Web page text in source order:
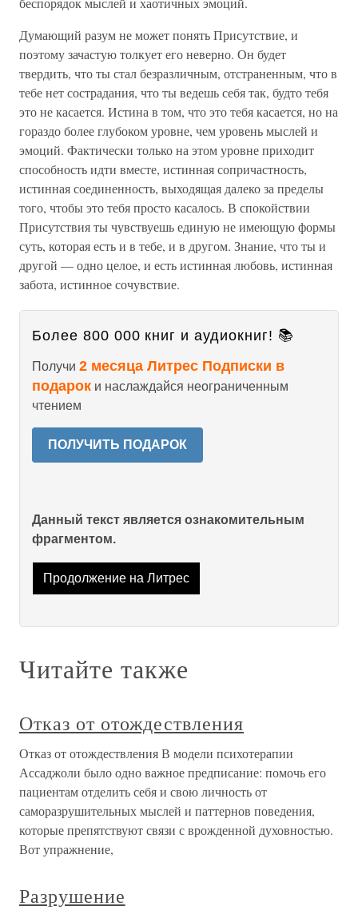
Думающий разум не может понять Присутствие, и
поэтому зачастую толкует его неверно. Он будет
твердить, что ты стал безразличным, отстраненным, что в
тебе нет сострадания, что ты ведешь себя так, будто тебя
это не касается. Истина в том, что это тебя касается, но на
гораздо более глубоком уровне, чем уровень мыслей и
эмоций. Фактически только на этом уровне приходит
способность идти вместе, истинная сопричастность,
истинная соединенность, выходящая далеко за пределы
того, чтобы это тебя просто касалось. В спокойствии
Присутствия ты чувствуешь единую не имеющую формы
суть, которая есть и в тебе, и в другом. Знание, что ты и
другой — одно целое, и есть истинная любовь, истинная
забота, истинное сочувствие.
Более 800 000 книг и аудиокниг! 📚
Получи 2 месяца Литрес Подписки в
подарок и наслаждайся неограниченным
чтением
ПОЛУЧИТЬ ПОДАРОК
Данный текст является ознакомительным
фрагментом.
Продолжение на Литрес
Читайте также
Отказ от отождествления
Отказ от отождествления В модели психотерапии
Ассаджоли было одно важное предписание: помочь его
пациентам отделить себя и свою личность от
саморазрушительных мыслей и паттернов поведения,
которые препятствуют связи с врожденной духовностью.
Вот упражнение,
Разрушение